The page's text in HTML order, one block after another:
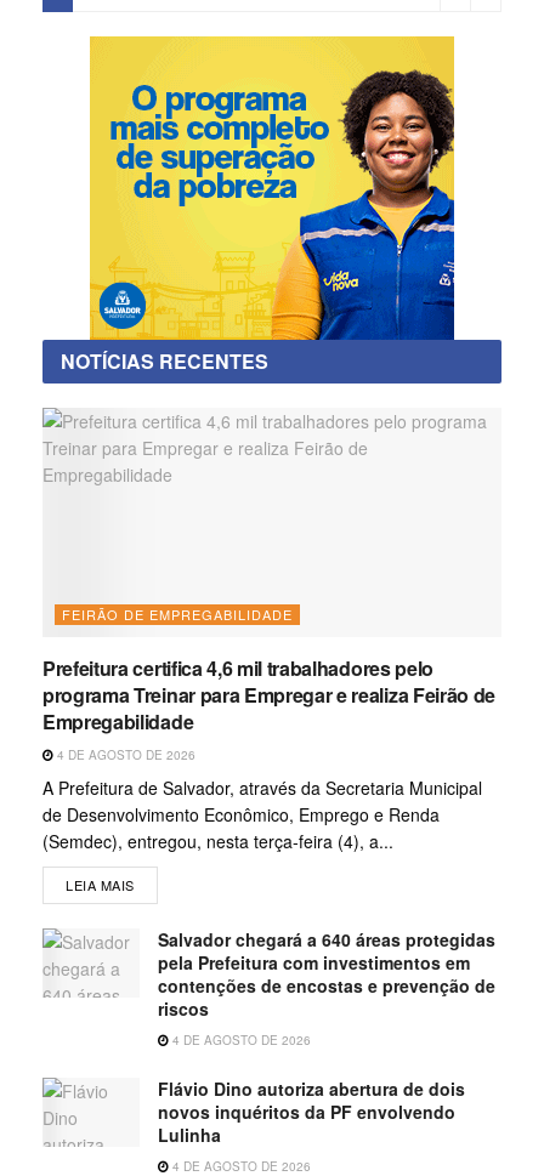
NOTÍCIAS RECENTES
FEIRÃO DE EMPREGABILIDADE
Prefeitura certifica 4,6 mil trabalhadores pelo
programa Treinar para Empregar e realiza Feirão de
Empregabilidade
4 DE AGOSTO DE 2026
A Prefeitura de Salvador, através da Secretaria Municipal
de Desenvolvimento Econômico, Emprego e Renda
(Semdec), entregou, nesta terça-feira (4), a...
LEIA MAIS
Salvador chegará a 640 áreas protegidas
pela Prefeitura com investimentos em
contenções de encostas e prevenção de
riscos
4 DE AGOSTO DE 2026
Flávio Dino autoriza abertura de dois
novos inquéritos da PF envolvendo
Lulinha
4 DE AGOSTO DE 2026